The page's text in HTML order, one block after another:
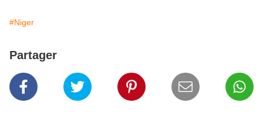
#Niger
Partager